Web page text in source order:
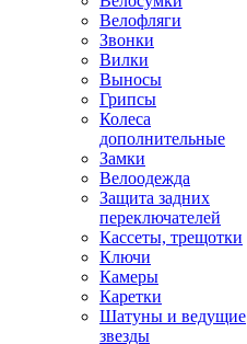
Велофляги
Звонки
Вилки
Выносы
Грипсы
Колеса
дополнительные
Замки
Велоодежда
Защита задних
переключателей
Кассеты, трещотки
Ключи
Камеры
Каретки
Шатуны и ведущие
звезды